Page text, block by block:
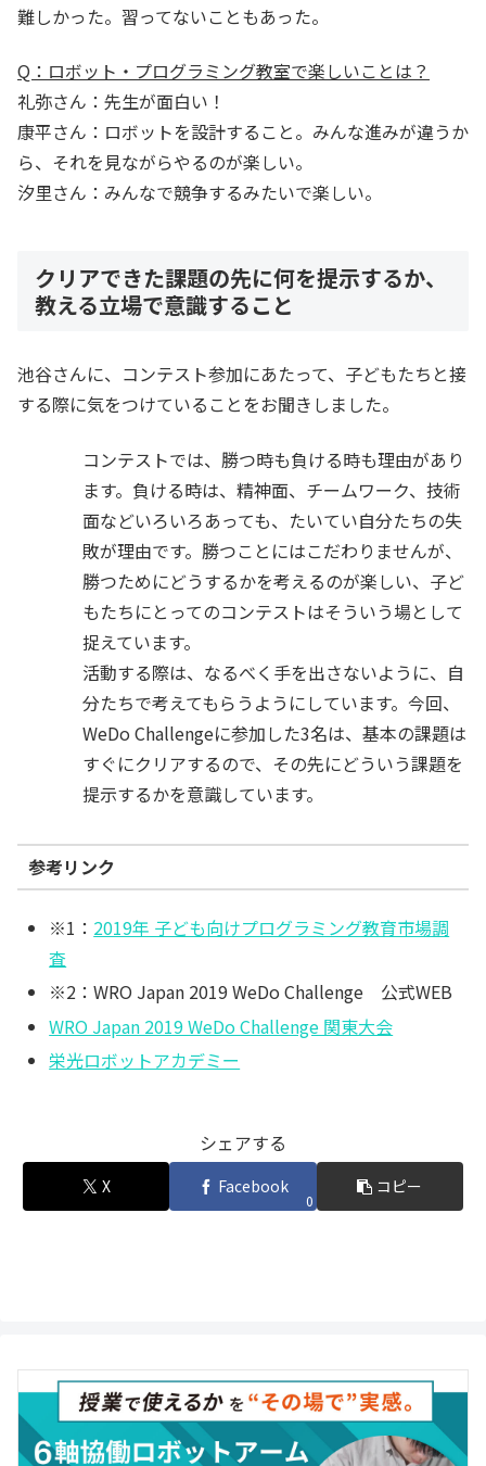
難しかった。習ってないこともあった。
Q：ロボット・プログラミング教室で楽しいことは？
礼弥さん：先生が面白い！
康平さん：ロボットを設計すること。みんな進みが違うか
ら、それを見ながらやるのが楽しい。
汐里さん：みんなで競争するみたいで楽しい。
クリアできた課題の先に何を提示するか、
教える立場で意識すること
池谷さんに、コンテスト参加にあたって、子どもたちと接
する際に気をつけていることをお聞きしました。
コンテストでは、勝つ時も負ける時も理由があり
ます。負ける時は、精神面、チームワーク、技術
面などいろいろあっても、たいてい自分たちの失
敗が理由です。勝つことにはこだわりませんが、
勝つためにどうするかを考えるのが楽しい、子ど
もたちにとってのコンテストはそういう場として
捉えています。
活動する際は、なるべく手を出さないように、自
分たちで考えてもらうようにしています。今回、
WeDo Challengeに参加した3名は、基本の課題は
すぐにクリアするので、その先にどういう課題を
提示するかを意識しています。
参考リンク
※1： 2019年 子ども向けプログラミング教育市場調
査
※2：WRO Japan 2019 WeDo Challenge 公式WEB
WRO Japan 2019 WeDo Challenge 関東大会
栄光ロボットアカデミー
シェアする
X Facebook
0
コピー